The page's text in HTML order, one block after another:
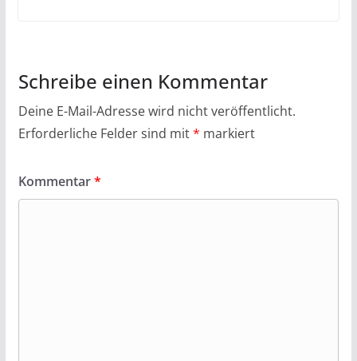
Schreibe einen Kommentar
Deine E-Mail-Adresse wird nicht veröffentlicht.
Erforderliche Felder sind mit* markiert
Kommentar*